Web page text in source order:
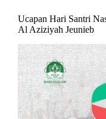
Ucapan Hari Santri
Al Aziziyah Jeunieb